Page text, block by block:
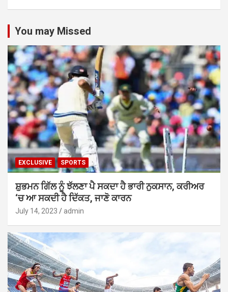
You may Missed
EXCLUSIVE SPORTS
ਸ਼ੁਭਮਨ ਗਿੱਲ ਨੂੰ ਝੱਲਣਾ ਪੈ ਸਕਦਾ ਹੈ ਭਾਰੀ ਨੁਕਸਾਨ, ਕਰੀਅਰ
‘ਚ ਆ ਸਕਦੀ ਹੈ ਦਿੱਕਤ, ਜਾਣੋ ਕਾਰਨ
July 14, 2023 admin